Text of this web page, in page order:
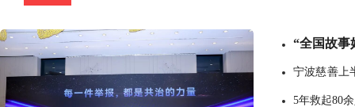
“全国故事
宁波慈善上
长10%
5年救起80